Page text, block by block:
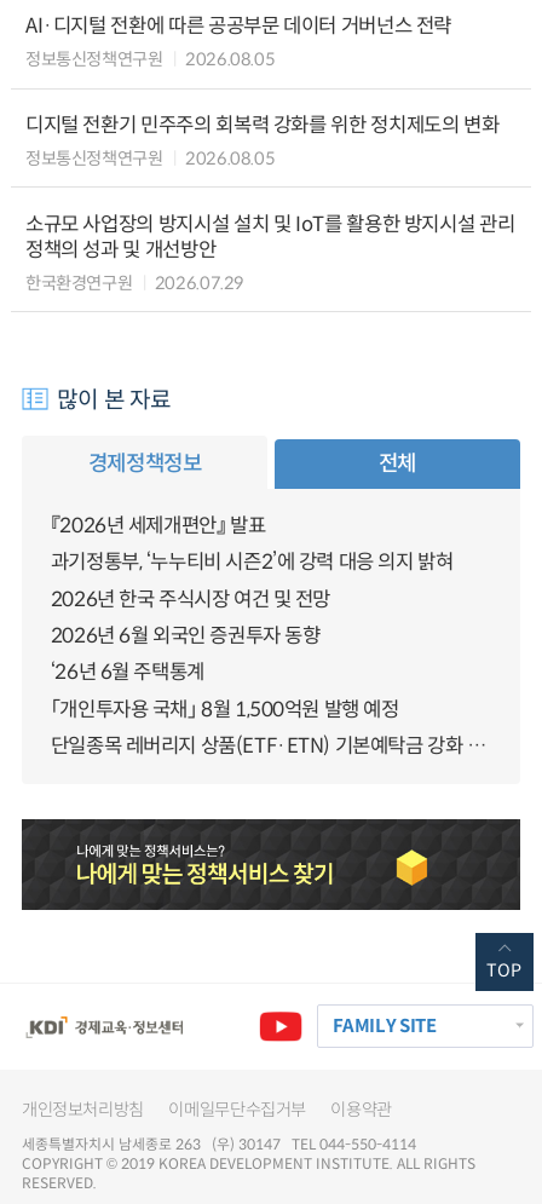
AI·디지털 전환에 따른 공공부문 데이터 거버넌스 전략
정보통신정책연구원 2026.08.05
디지털 전환기 민주주의 회복력 강화를 위한 정치제도의 변화
정보통신정책연구원 2026.08.05
소규모 사업장의 방지시설 설치 및 IoT를 활용한 방지시설 관리
정책의 성과 및 개선방안
한국환경연구원 2026.07.29
많이 본 자료
경제정책정보 전체
『2026년 세제개편안』 발표
과기정통부, ‘누누티비 시즌2’에 강력 대응 의지 밝혀
2026년 한국 주식시장 여건 및 전망
2026년 6월 외국인 증권투자 동향
‘26년 6월 주택통계
「개인투자용 국채」 8월 1,500억원 발행 예정
단일종목 레버리지 상품(ETF·ETN) 기본예탁금 강화 조기시행 방안 안내
FAMILY SITE
개인정보처리방침 이메일무단수집거부 이용약관
세종특별자치시 남세종로 263 (우) 30147 TEL 044-550-4114
COPYRIGHT © 2019 KOREA DEVELOPMENT INSTITUTE. ALL RIGHTS
RESERVED.
TOP